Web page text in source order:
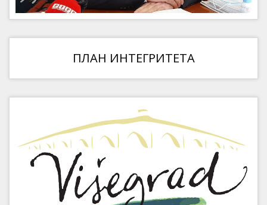
ПЛАН ИНТЕГРИТЕТА